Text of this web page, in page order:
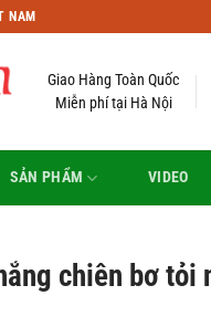
NAM
Giao Hàng Toàn Quốc
Miễn phí tại Hà Nội
SẢN PHẨM VIDEO
chiên bơ